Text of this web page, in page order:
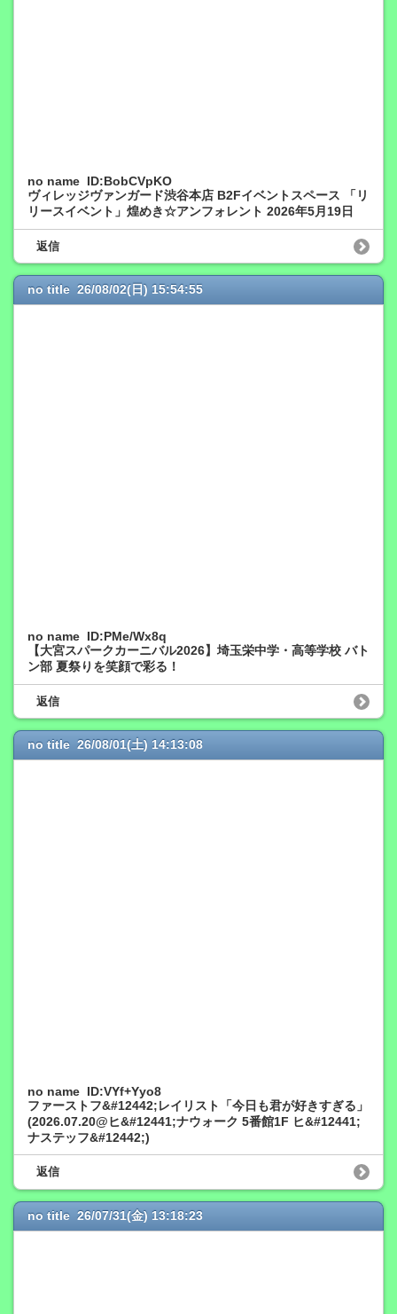
no name ID:BobCVpKO
ヴィレッジヴァンガード渋谷本店 B2Fイベントスペース 「リ
リースイベント」煌めき☆アンフォレント 2026年5月19日
返信
no title 26/08/02(日) 15:54:55
no name ID:PMe/Wx8q
【大宮スパークカーニバル2026】埼玉栄中学・高等学校 バト
ン部 夏祭りを笑顔で彩る！
返信
no title 26/08/01(土) 14:13:08
no name ID:VYf+Yyo8
ファーストフ&#12442;レイリスト「今日も君が好きすぎる」
(2026.07.20@ヒ&#12441;ナウォーク 5番館1F ヒ&#12441;
ナステッフ&#12442;)
返信
no title 26/07/31(金) 13:18:23